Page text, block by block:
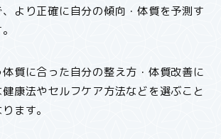
より正確に自分の傾向・体質を予測す
質に合った自分の整え方・体質改善に
康法やセルフケア方法などを選ぶこと
ます。